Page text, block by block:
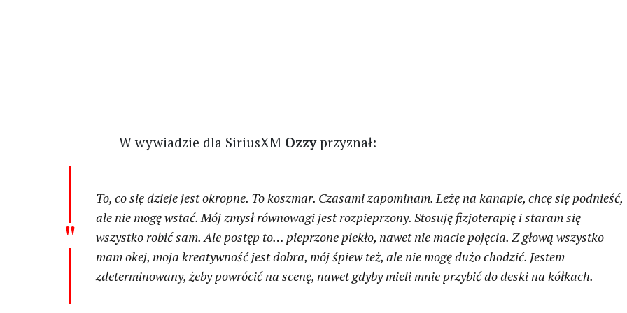
W wywiadzie dla SiriusXM Ozzyprzyznał:
To, co się dzieje jest okropne. To koszmar. Czasami zapominam. Leżę na kanapie, chcę się podnieść,
ale nie mogę wstać. Mój zmysł równowagi jest rozpieprzony. Stosuję fizjoterapię i staram się
wszystko robić sam. Ale postęp to… pieprzone piekło, nawet nie macie pojęcia. Z głową wszystko
mam okej, moja kreatywność jest dobra, mój śpiew też, ale nie mogę dużo chodzić. Jestem
zdeterminowany, żeby powrócić na scenę, nawet gdyby mieli mnie przybić do deski na kółkach.